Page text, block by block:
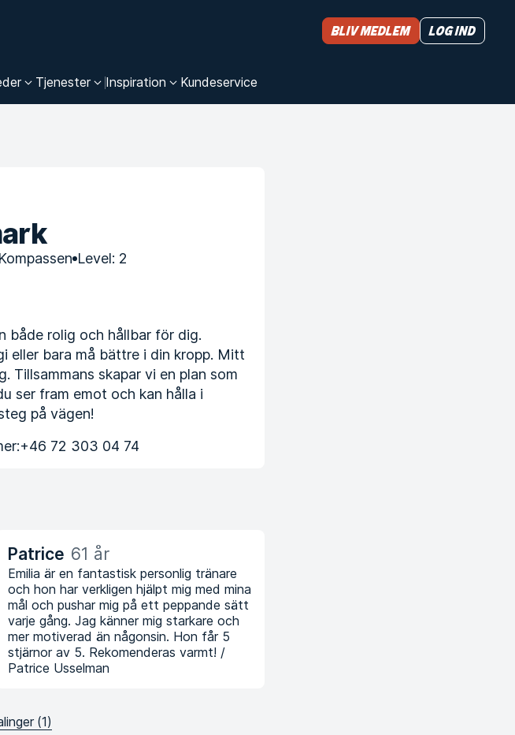
Tjenester Inspiration Kundeservice
Bliv medlem Log ind
Level: 2
både rolig och hållbar för dig.
eller bara må bättre i din kropp. Mitt
Tillsammans skapar vi en plan som
ser fram emot och kan hålla i
på vägen!
+46 72 303 04 74
Patrice 61 år
Emilia är en fantastisk personlig tränare
och hon har verkligen hjälpt mig med mina
mål och pushar mig på ett peppande sätt
varje gång. Jag känner mig starkare och
mer motiverad än någonsin. Hon får 5
stjärnor av 5. Rekomenderas varmt! /
Patrice Usselman
(1)